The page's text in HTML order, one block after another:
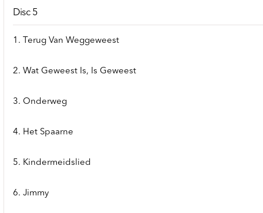
Disc 5
1. Terug Van Weggeweest
2. Wat Geweest Is, Is Geweest
3. Onderweg
4. Het Spaarne
5. Kindermeidslied
6. Jimmy